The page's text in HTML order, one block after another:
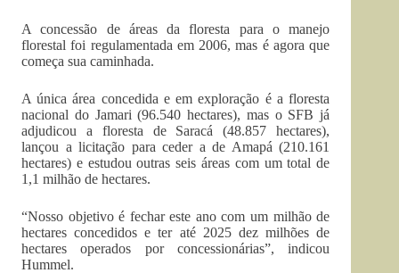
A concessão de áreas da floresta para o manejo
florestal foi regulamentada em 2006, mas é agora que
começa sua caminhada.
A única área concedida e em exploração é a floresta
nacional do Jamari (96.540 hectares), mas o SFB já
adjudicou a floresta de Saracá (48.857 hectares),
lançou a licitação para ceder a de Amapá (210.161
hectares) e estudou outras seis áreas com um total de
1,1 milhão de hectares.
“Nosso objetivo é fechar este ano com um milhão de
hectares concedidos e ter até 2025 dez milhões de
hectares operados por concessionárias”, indicou
Hummel.